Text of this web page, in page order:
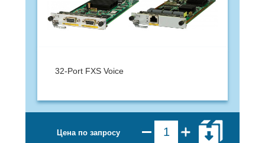
32-Port FXS Voice
Цена по запросу